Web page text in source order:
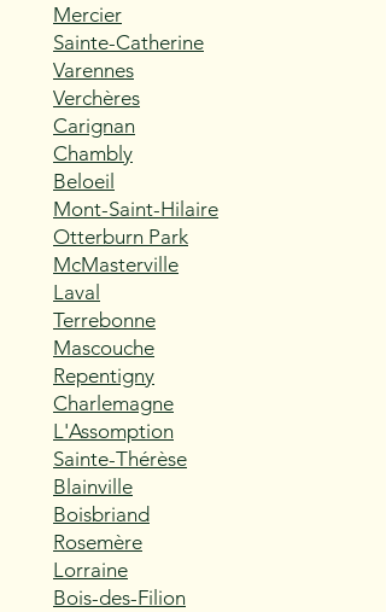
Mercier
Sainte-Catherine
Varennes
Verchères
Carignan
Chambly
Beloeil
Mont-Saint-Hilaire
Otterburn Park
McMasterville
Laval
Terrebonne
Mascouche
Repentigny
Charlemagne
L'Assomption
Sainte-Thérèse
Blainville
Boisbriand
Rosemère
Lorraine
Bois-des-Filion